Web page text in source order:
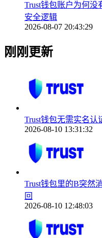
Trust钱包账户为何没
安全逻辑
2026-08-07 20:43:29
刚刚更新
Trust钱包无需实名
2026-08-10 13:31:32
Trust钱包里的B突然
回
2026-08-10 12:48:03